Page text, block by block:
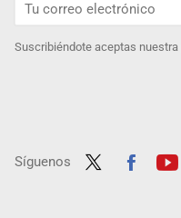
Suscribiéndote aceptas nuestra
Síguenos